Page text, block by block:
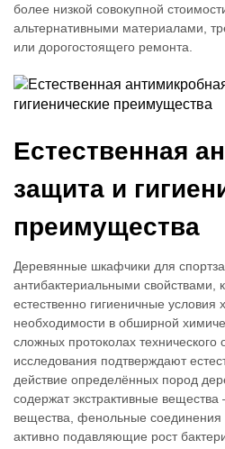
более низкой совокупной
альтернативными материалами,
или дорогостоящего ремонта.
Естественная
защита и
преимущества
Деревянные шкафчики для
антибактериальными свойствами,
естественно гигиеничные условия
необходимости в обширной
сложных протоколах
исследования подтверждают
действие определённых пород
содержат экстрактивные
вещества, фенольные
активно подавляющие рост